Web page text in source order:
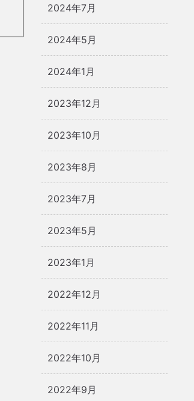
2024年7月
2024年5月
2024年1月
2023年12月
2023年10月
2023年8月
2023年7月
2023年5月
2023年1月
2022年12月
2022年11月
2022年10月
2022年9月